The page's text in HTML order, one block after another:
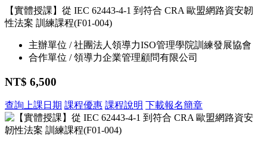
【實體授課】從 IEC 62443-4-1 到符合 CRA 歐盟網路資安韌
性法案 訓練課程(F01-004)
主辦單位 / 社團法人領導力ISO管理學院訓練發展協會
合作單位 / 領導力企業管理顧問有限公司
NT$ 6,500
查詢上課日期 課程優惠 課程說明 下載報名簡章